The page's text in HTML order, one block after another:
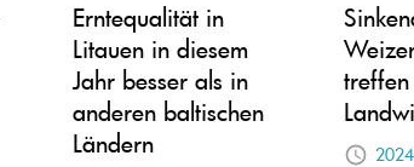
Erntequalität in
Litauen in diesem
Jahr besser als in
anderen baltischen
Ländern
treffen